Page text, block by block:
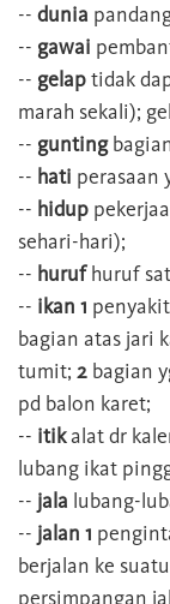
-- dunia
-- gawai
-- gelaptidak
marah sekali);
-- gunting
-- hati perasaan
-- hidup
sehari-hari);
-- hurufhuruf
-- ikan 1
bagian atas jari
tumit; 2 bagian
pd balon karet;
-- itikalat dr
lubang ikat
-- jala lubang-
-- jalan 1
berjalan ke
persimpangan